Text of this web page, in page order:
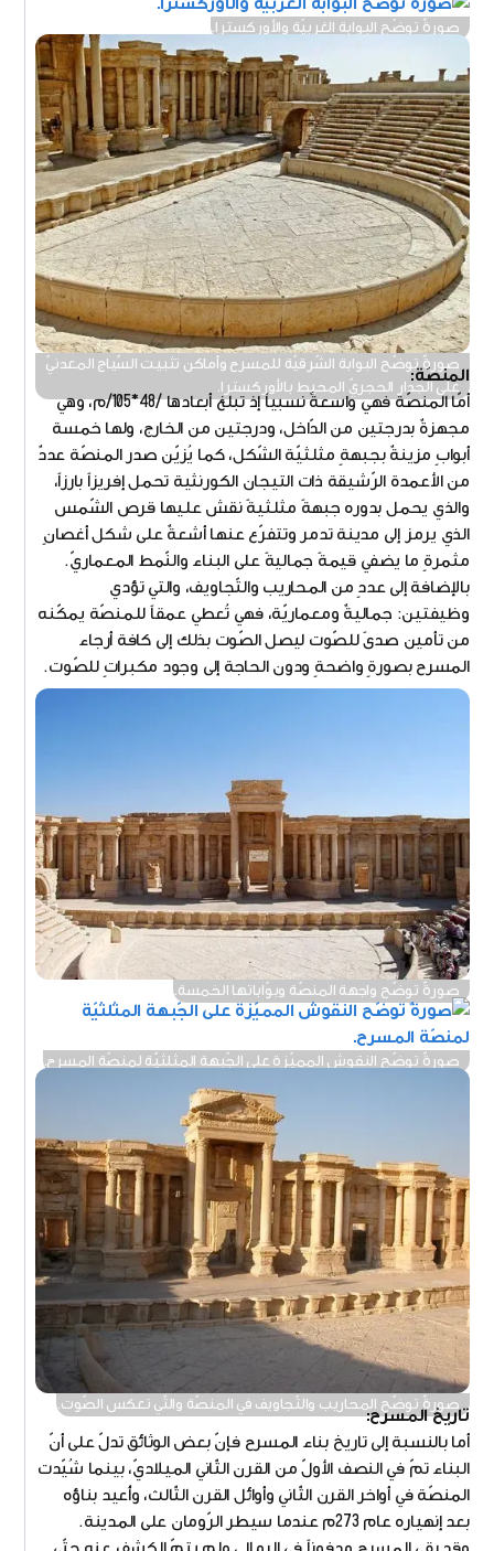
صورةٌ توضّح البوابة الغربيّة والأوركسترا.
صورةٌ توضّح البوابة الشّرقيّة للمسرح وأماكن تثبيت السّياج المعدنيّ
على الجدار الحجريّ المحيط بالأوركسترا.
المنصّة:
أمّا المنصّة فهي واسعةٌ نسبياً إذ تبلغ أبعادها /48*105/م، وهي
مجهزةٌ بدرجتين من الدّاخل، ودرجتين من الخارج، ولها خمسة
أبوابٍ مزينةٌ بجبهةٍ مثلثيّة الشّكل، كما يُزيّن صدر المنصّة عددٌ
من الأعمدة الرّشيقة ذات التيجان الكورنثية تحمل إفريزاً بارزاً،
والذي يحمل بدوره جبهةً مثلثيةً نقش عليها قرص الشّمس
الذي يرمز إلى مدينة تدمر وتتفرّع عنها أشعةٌ على شكل أغصانٍ
مثمرةٍ ما يضفي قيمةً جماليةً على البناء والنّمط المعماريّ.
بالإضافة إلى عددٍ من المحاريب والتّجاويف، والتي تؤدي
وظيفتين: جماليةٌ ومعماريّة، فهي تُعطي عمقاً للمنصّة يمكّنه
من تأمين صدىً للصّوت ليصل الصّوت بذلك إلى كافة أرجاء
المسرح بصورةٍ واضحةٍ ودون الحاجة إلى وجود مكبراتٍ للصّوت.
صورةٌ توضّح واجهة المنصّة وبوّاباتها الخمسة.
صورةٌ توضّح النقوش المميّزة على الجّبهة المثلثيّة لمنصّة المسرح.
صورةٌ توضّح المحاريب والتّجاويف في المنصّة والتّي تعكس الصّوت.
تاريخ المسرح:
أما بالنسبة إلى تاريخ بناء المسرح فإنّ بعض الوثائق تدلّ على أنّ
البناء تمّ في النصف الأولّ من القرن الثّاني الميلاديّ، بينما شُيّدت
المنصّة في أواخر القرن الثّاني وأوائل القرن الثّالث، وأُعيد بناؤه
بعد إنهياره عام 273م عندما سيطر الرّومان على المدينة.